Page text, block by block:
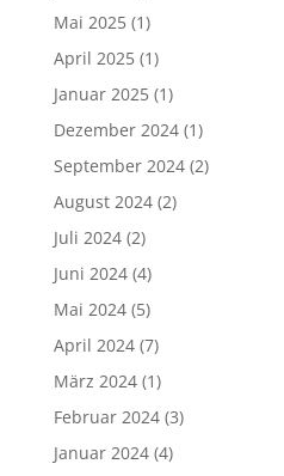
Mai 2025(1)
April 2025(1)
Januar 2025(1)
Dezember 2024(1)
September 2024(2)
August 2024(2)
Juli 2024(2)
Juni 2024(4)
Mai 2024(5)
April 2024(7)
März 2024(1)
Februar 2024(3)
Januar 2024(4)